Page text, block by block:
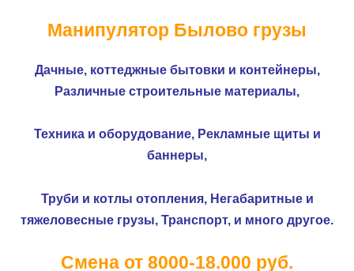
Манипулятор Былово грузы
Дачные, коттеджные бытовки и контейнеры,
Различные строительные материалы,
Техника и оборудование, Рекламные щиты и
баннеры,
Труби и котлы отопления, Негабаритные и
тяжеловесные грузы, Транспорт, и много другое.
Смена от 8000-18.000 руб.